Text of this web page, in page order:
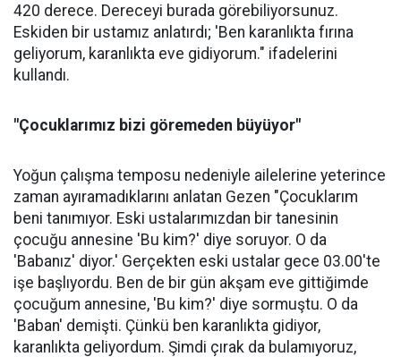
420 derece. Dereceyi burada görebiliyorsunuz.
Eskiden bir ustamız anlatırdı; 'Ben karanlıkta fırına
geliyorum, karanlıkta eve gidiyorum." ifadelerini
kullandı.
"Çocuklarımız bizi göremeden büyüyor"
Yoğun çalışma temposu nedeniyle ailelerine yeterince
zaman ayıramadıklarını anlatan Gezen "Çocuklarım
beni tanımıyor. Eski ustalarımızdan bir tanesinin
çocuğu annesine 'Bu kim?' diye soruyor. O da
'Babanız' diyor.' Gerçekten eski ustalar gece 03.00'te
işe başlıyordu. Ben de bir gün akşam eve gittiğimde
çocuğum annesine, 'Bu kim?' diye sormuştu. O da
'Baban' demişti. Çünkü ben karanlıkta gidiyor,
karanlıkta geliyordum. Şimdi çırak da bulamıyoruz,